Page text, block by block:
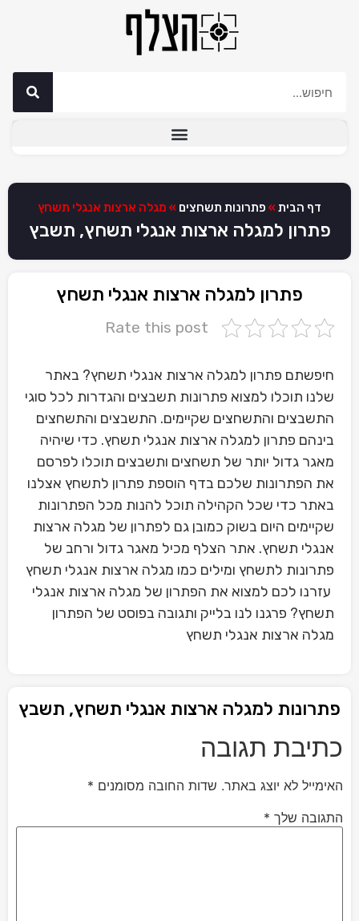
דף הבית » פתרונות תשחצים » מגלה ארצות אנגלי תשחץ
פתרון למגלה ארצות אנגלי תשחץ, תשבץ
פתרון למגלה ארצות אנגלי תשחץ
Rate this post
חיפשתם פתרון למגלה ארצות אנגלי תשחץ? באתר
שלנו תוכלו למצוא פתרונות תשבצים והגדרות לכל סוגי
התשבצים והתשחצים שקיימים. התשבצים והתשחצים
בינהם פתרון למגלה ארצות אנגלי תשחץ. כדי שיהיה
מאגר גדול יותר של תשחצים ותשבצים תוכלו לפרסם
את הפתרונות שלכם בדף הוספת פתרון לתשחץ אצלנו
באתר כדי שכל הקהילה תוכל להנות מכל הפתרונות
שקיימים היום בשוק כמובן גם לפתרון של מגלה ארצות
אנגלי תשחץ. אתר הצלף מכיל מאגר גדול ורחב של
פתרונות לתשחץ ומילים כמו מגלה ארצות אנגלי תשחץ
עזרנו לכם למצוא את הפתרון של מגלה ארצות אנגלי
תשחץ? פרגנו לנו בלייק ותגובה בפוסט של הפתרון
מגלה ארצות אנגלי תשחץ
פתרונות למגלה ארצות אנגלי תשחץ, תשבץ
כתיבת תגובה
האימייל לא יוצג באתר. שדות החובה מסומנים *
התגובה שלך *